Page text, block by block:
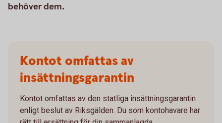
behöver dem.
Kontot omfattas av
insättningsgarantin
Kontot omfattas av den statliga insättningsgarantin
enligt beslut av Riksgälden. Du som kontohavare har